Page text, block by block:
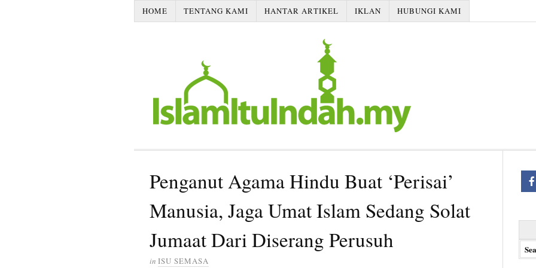
HOME TENTANG KAMI HANTAR ARTIKEL IKLAN HUBUNGI KAMI
Penganut Agama Hindu Buat ‘Perisai’
Manusia, Jaga Umat Islam Sedang Solat
Jumaat Dari Diserang Perusuh
in ISU SEMASA